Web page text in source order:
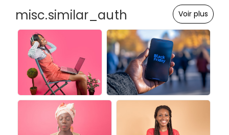
misc.similar_auth Voir plus